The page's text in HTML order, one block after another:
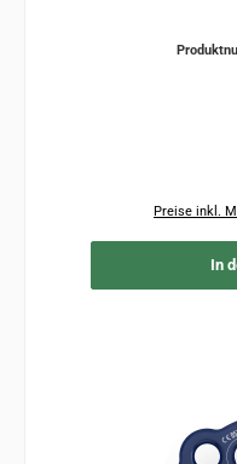
Preise inkl.
In